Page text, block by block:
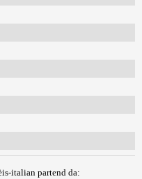
italian partend da: